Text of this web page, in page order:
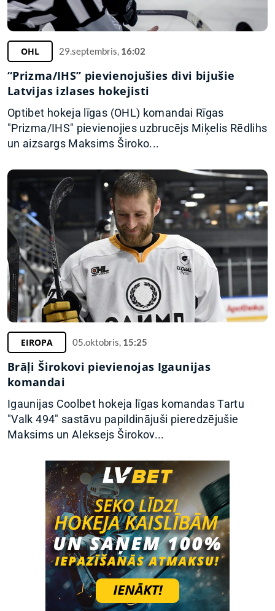
OHL 29.septembris, 16:02
“Prizma/IHS” pievienojušies divi bijušie
Latvijas izlases hokejisti
Optibet hokeja līgas (OHL) komandai Rīgas
"Prizma/IHS" pievienojies uzbrucējs Miķelis Rēdlihs
un aizsargs Maksims Široko...
EIROPA 05.oktobris, 15:25
Brāļi Širokovi pievienojas Igaunijas
komandai
Igaunijas Coolbet hokeja līgas komandas Tartu
"Valk 494" sastāvu papildinājuši pieredzējušie
Maksims un Aleksejs Širokov...